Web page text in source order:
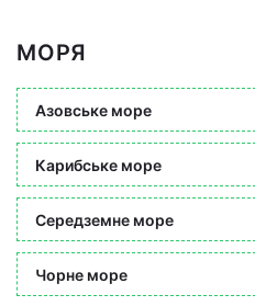
МОРЯ
Азовське море
Карибське море
Середземне море
Чорне море